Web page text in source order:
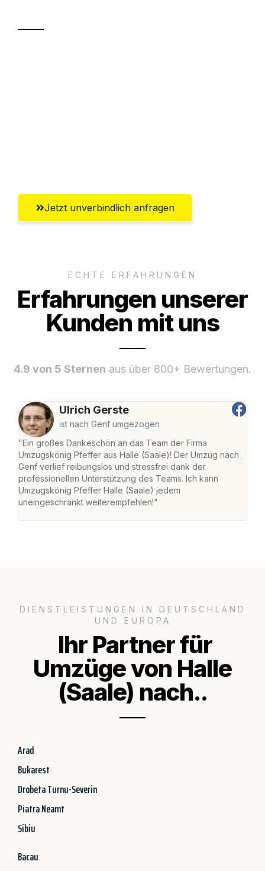
Jetzt unverbindlich anfragen
ECHTE ERFAHRUNGEN
Erfahrungen unserer
Kunden mit uns
4.9 von 5 Sternen aus über 800+ Bewertungen.
Ulrich Gerste
ist nach Genf umgezogen
"Ein großes Dankeschön an das Team der Firma
Umzugskönig Pfeffer aus Halle (Saale)! Der Umzug nach
Genf verlief reibungslos und stressfrei dank der
professionellen Unterstützung des Teams. Ich kann
Umzugskönig Pfeffer Halle (Saale) jedem
uneingeschränkt weiterempfehlen!"
DIENSTLEISTUNGEN IN DEUTSCHLAND
UND EUROPA
Ihr Partner für
Umzüge von Halle
(Saale) nach..
Arad
Bukarest
Drobeta Turnu-Severin
Piatra Neamt
Sibiu
Bacau